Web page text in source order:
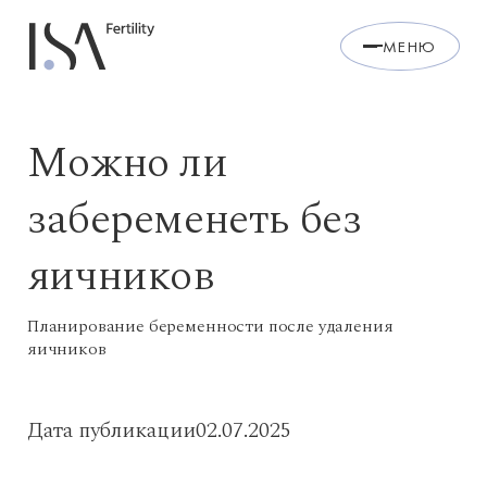
МЕНЮ
Можно ли
забеременеть без
яичников
Планирование беременности после удаления
яичников
Дата публикации02.07.2025